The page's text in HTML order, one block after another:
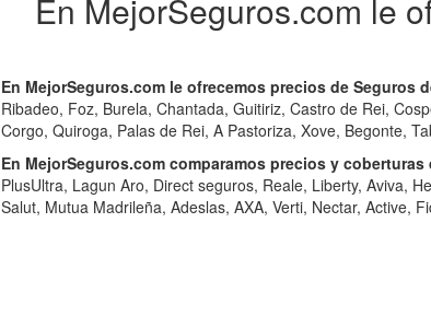
En MejorSeguros.com le
En MejorSeguros.com le ofrecemos precios de Seguros
Ribadeo, Foz, Burela, Chantada, Guitiriz, Castro de Rei,
Corgo, Quiroga, Palas de Rei, A Pastoriza, Xove, Begonte,
En MejorSeguros.com comparamos precios y
PlusUltra, Lagun Aro, Direct seguros, Reale, Liberty, Aviva,
Salut, Mutua Madrileña, Adeslas, AXA, Verti, Nectar, Active,